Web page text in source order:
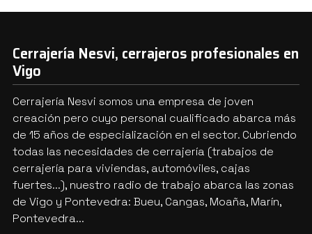
Cerrajería Nesvi, cerrajeros profesionales en
Vigo
Cerrajería Nesvi somos una empresa de joven
creación pero cuyo personal cualificado abarca más
de 15 años de especialización en el sector. Cubriendo
todas las necesidades de cerrajería (trabajos de
cerrajería para viviendas, automóviles, cajas
fuertes...), nuestro radio de trabajo abarca las zonas
de Vigo y Pontevedra: Bueu, Cangas, Moaña, Marín,
Pontevedra...